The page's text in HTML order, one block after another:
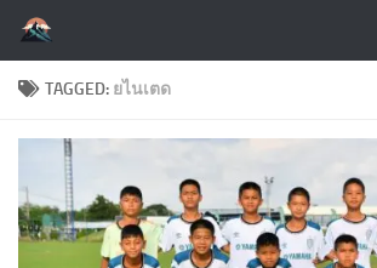
Skip to content
TAGGED: ยไนเตด